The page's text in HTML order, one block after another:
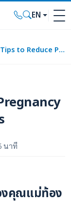
EN
Pregnancy Stretch Marks
นาที
งคุณแม่ท้อง